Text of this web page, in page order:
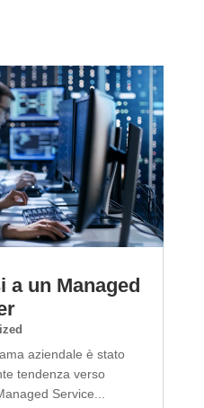
a un Managed
aziendale è stato
tendenza verso
Service...